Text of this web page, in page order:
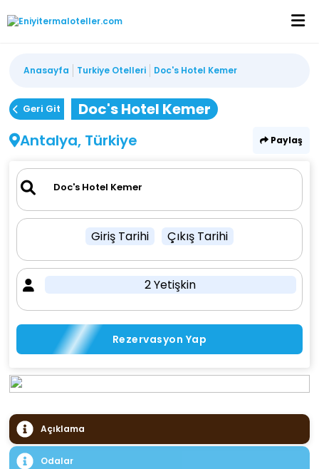
Anasayfa Turkiye Otelleri Doc's Hotel Kemer
Geri Git
Doc's Hotel Kemer
Antalya, Türkiye
Paylaş
Giriş Tarihi Çıkış Tarihi
2 Yetişkin
Rezervasyon Yap
Açıklama
Odalar